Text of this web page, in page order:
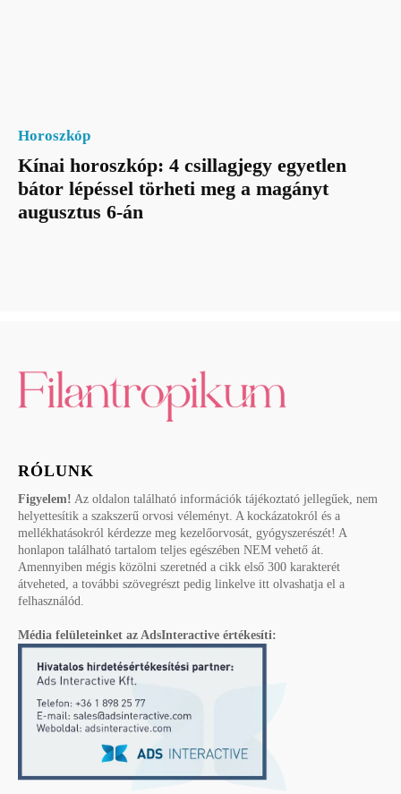
Horoszkóp
Kínai horoszkóp: 4 csillagjegy egyetlen
bátor lépéssel törheti meg a magányt
augusztus 6-án
RÓLUNK
Figyelem! Az oldalon található információk tájékoztató jellegűek, nem
helyettesítik a szakszerű orvosi véleményt. A kockázatokról és a
mellékhatásokról kérdezze meg kezelőorvosát, gyógyszerészét! A
honlapon található tartalom teljes egészében NEM vehető át.
Amennyiben mégis közölni szeretnéd a cikk első 300 karakterét
átveheted, a további szövegrészt pedig linkelve itt olvashatja el a
felhasználód.
Média felületeinket az AdsInteractive értékesíti: